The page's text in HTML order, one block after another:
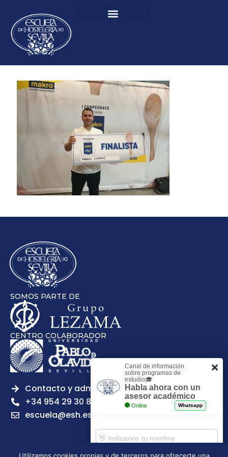
SOMOS PARTE DE
CENTRO COLABORADOR
Contacto y admisiones
+34 954 29 30 81
escuela@esh.es
Canal de información
sobre programas de
estudio🎓
Habla ahora con un
asesor académico
Online Whatsapp